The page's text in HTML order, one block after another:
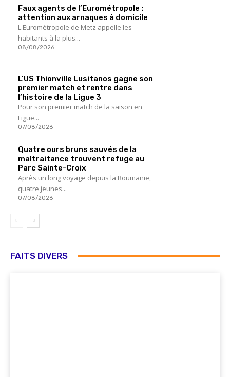
Faux agents de l’Eurométropole :
attention aux arnaques à domicile
L'Eurométropole de Metz appelle les
habitants à la plus...
08/08/2026
L’US Thionville Lusitanos gagne son
premier match et rentre dans
l’histoire de la Ligue 3
Pour son premier match de la saison en
Ligue...
07/08/2026
Quatre ours bruns sauvés de la
maltraitance trouvent refuge au
Parc Sainte-Croix
Après un long voyage depuis la Roumanie,
quatre jeunes...
07/08/2026
FAITS DIVERS